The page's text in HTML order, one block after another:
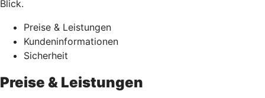
Blick.
Preise & Leistungen
Kundeninformationen
Sicherheit
Preise & Leistungen